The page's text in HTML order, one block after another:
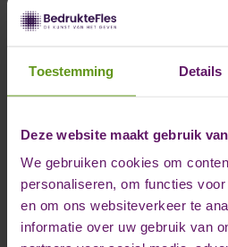
Toestemming Details
Deze website maakt gebruik
We gebruiken cookies om
personaliseren, om functies
en om ons websiteverkeer te
informatie over uw gebruik van